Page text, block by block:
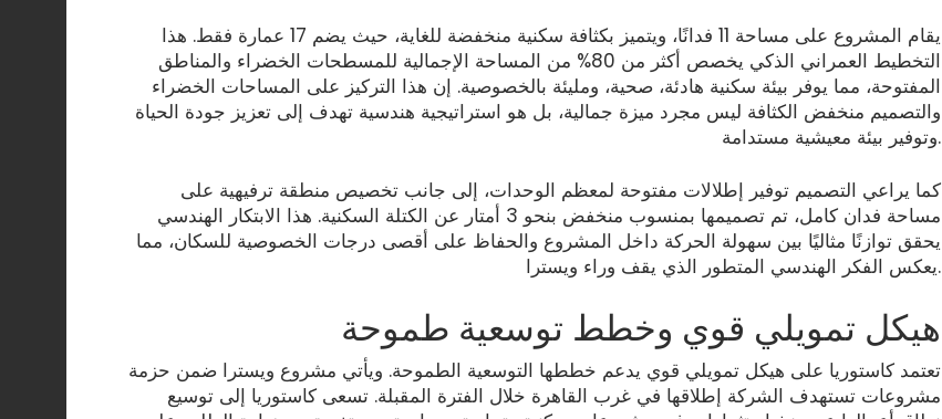
يقام المشروع على مساحة 11 فدانًا، ويتميز بكثافة سكنية منخفضة للغاية، حيث يضم 17 عمارة فقط. هذا
التخطيط العمراني الذكي يخصص أكثر من 80% من المساحة الإجمالية للمسطحات الخضراء والمناطق
المفتوحة، مما يوفر بيئة سكنية هادئة، صحية، ومليئة بالخصوصية. إن هذا التركيز على المساحات الخضراء
والتصميم منخفض الكثافة ليس مجرد ميزة جمالية، بل هو استراتيجية هندسية تهدف إلى تعزيز جودة الحياة
وتوفير بيئة معيشية مستدامة.
كما يراعي التصميم توفير إطلالات مفتوحة لمعظم الوحدات، إلى جانب تخصيص منطقة ترفيهية على
مساحة فدان كامل، تم تصميمها بمنسوب منخفض بنحو 3 أمتار عن الكتلة السكنية. هذا الابتكار الهندسي
يحقق توازنًا مثاليًا بين سهولة الحركة داخل المشروع والحفاظ على أقصى درجات الخصوصية للسكان، مما
يعكس الفكر الهندسي المتطور الذي يقف وراء ويسترا.
هيكل تمويلي قوي وخطط توسعية طموحة
تعتمد كاستوريا على هيكل تمويلي قوي يدعم خططها التوسعية الطموحة. ويأتي مشروع ويسترا ضمن حزمة
مشروعات تستهدف الشركة إطلاقها في غرب القاهرة خلال الفترة المقبلة. تسعى كاستوريا إلى توسيع